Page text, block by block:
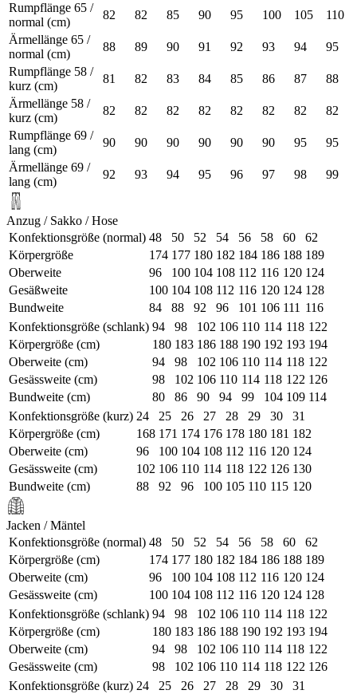
Rumpflänge 65 /
normal (cm)
82 82 85 90 95 100 105
110
Ärmellänge 65 /
normal (cm)
88 89 90 91 92 93 94
95
Rumpflänge 58 /
kurz (cm)
81 82 83 84 85 86 87
88
Ärmellänge 58 /
kurz (cm)
82 82 82 82 82 82 82
82
Rumpflänge 69 /
lang (cm)
90 90 90 90 90 90 95
95
Ärmellänge 69 /
lang (cm)
92 93 94 95 96 97 98 99
Anzug / Sakko / Hose
Konfektionsgröße (normal) 48 50 52 54 56 58 60
62
Körpergröße
174 177 180 182 184 186 188 189
Oberweite
96 100 104 108 112 116 120 124
Gesäßweite
100 104 108 112 116 120 124 128
Bundweite
84 88 92 96 101 106 111 116
Konfektionsgröße (schlank) 94 98 102 106 110 114 118 122
Körpergröße (cm)
180 183 186 188 190 192 193 194
Oberweite (cm)
94 98 102 106 110 114 118 122
Gesässweite (cm)
98 102 106 110 114 118 122 126
Bundweite (cm)
80 86 90 94 99 104 109 114
Konfektionsgröße (kurz) 24 25 26 27 28 29 30
31
Körpergröße (cm)
168 171 174 176 178 180 181 182
Oberweite (cm)
96 100 104 108 112 116 120 124
Gesässweite (cm)
102 106 110 114 118 122 126 130
Bundweite (cm)
88 92 96 100 105 110 115 120
Jacken / Mäntel
Konfektionsgröße (normal) 48 50 52 54 56 58 60
62
Körpergröße (cm)
174 177 180 182 184 186 188 189
Oberweite (cm)
96 100 104 108 112 116 120 124
Gesässweite (cm)
100 104 108 112 116 120 124 128
Konfektionsgröße (schlank) 94 98 102 106 110 114 118 122
Körpergröße (cm)
180 183 186 188 190 192 193 194
Oberweite (cm)
94 98 102 106 110 114 118 122
Gesässweite (cm)
98 102 106 110 114 118 122 126
Konfektionsgröße (kurz) 24 25 26 27 28 29 30
31